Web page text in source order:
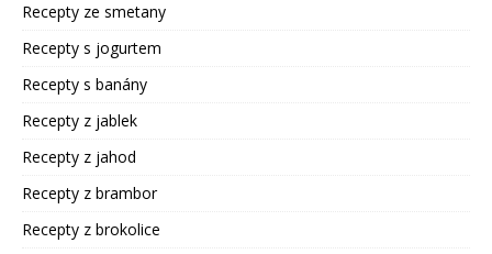
Recepty ze smetany
Recepty s jogurtem
Recepty s banány
Recepty z jablek
Recepty z jahod
Recepty z brambor
Recepty z brokolice